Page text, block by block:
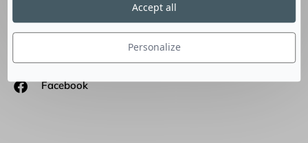
SUIVEZ-NOUS
Facebook
Personalize
Accept all